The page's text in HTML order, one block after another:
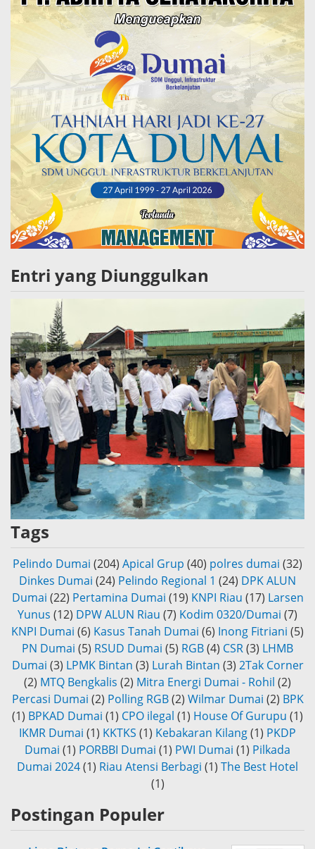
Entri yang Diunggulkan
Tags
Pelindo Dumai (204) Apical Grup (40) polres dumai (32)
Dinkes Dumai (24) Pelindo Regional 1 (24) DPK ALUN
Dumai (22) Pertamina Dumai (19) KNPI Riau (17) Larsen
Yunus (12) DPW ALUN Riau (7) Kodim 0320/Dumai (7)
KNPI Dumai (6) Kasus Tanah Dumai (6) Inong Fitriani (5)
PN Dumai (5) RSUD Dumai (5) RGB(4) CSR(3) LHMB
Dumai (3) LPMK Bintan (3) Lurah Bintan (3) 2Tak Corner
(2) MTQ Bengkalis (2) Mitra Energi Dumai - Rohil (2)
Percasi Dumai (2) Polling RGB (2) Wilmar Dumai (2) BPK
(1) BPKAD Dumai (1) CPO ilegal (1) House Of Gurupu (1)
IKMR Dumai (1) KKTKS (1) Kebakaran Kilang(1) PKDP
Dumai (1) PORBBI Dumai (1) PWI Dumai (1) Pilkada
Dumai 2024(1) Riau Atensi Berbagi (1) The Best Hotel
(1)
Postingan Populer